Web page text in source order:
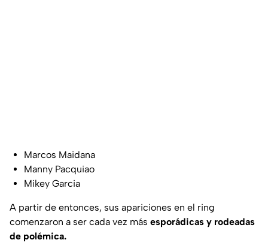
Marcos Maidana
Manny Pacquiao
Mikey Garcia
A partir de entonces, sus apariciones en el ring
comenzaron a ser cada vez más esporádicas y rodeadas
de polémica.